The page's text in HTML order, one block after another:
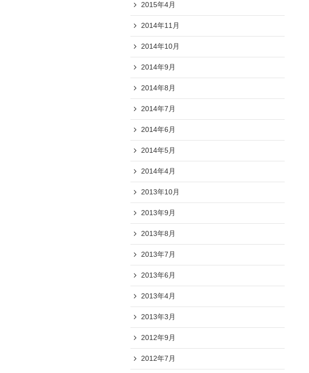
2015年4月
2014年11月
2014年10月
2014年9月
2014年8月
2014年7月
2014年6月
2014年5月
2014年4月
2013年10月
2013年9月
2013年8月
2013年7月
2013年6月
2013年4月
2013年3月
2012年9月
2012年7月